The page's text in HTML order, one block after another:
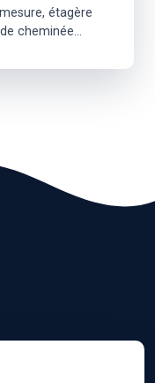
étagère
cheminée...